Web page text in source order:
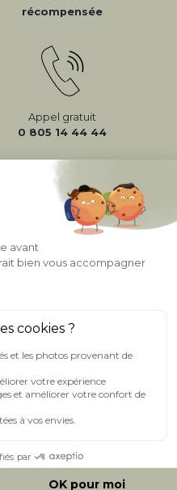
récompensée
Appel gratuit
0 805 14 44 44